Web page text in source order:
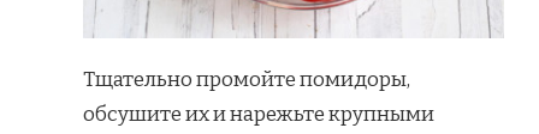
Тщательно промойте помидоры,
обсушите их и нарежьте крупными